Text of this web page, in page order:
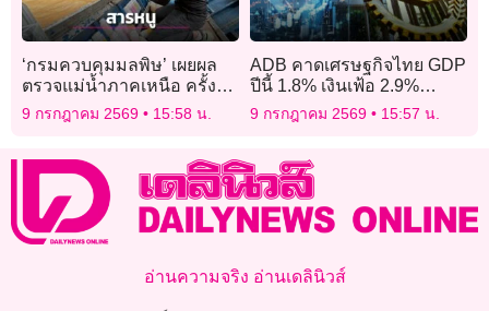
‘กรมควบคุมมลพิษ’ เผยผล
ตรวจแม่น้ำภาคเหนือ ครั้งที่
20 ‘รวก-โขง’ ปลอดภัย ‘กก-
สาย’ ยังพบสารหนูบางจุด
9 กรกฎาคม 2569 15:58 น.
ADB คาดเศรษฐกิจไทย GDP
ปีนี้ 1.8% เงินเฟ้อ 2.9%
ต้นทุนพลังงานกดดัน
9 กรกฎาคม 2569 15:57 น.
อ่านความจริง อ่านเดลินิวส์